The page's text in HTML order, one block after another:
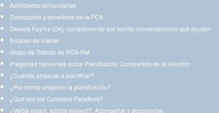
Actividades comunitarias
Descripción y beneficios de la PCA
Deseos Kayrós (DK): complementar por escrito conversaciones que ayudan
Enlaces de interés
Grupo de Trabajo de PCA-RM
Preguntas frecuentes sobre Planificación Compartida de la Atención
¿Cuándo empezar a planificar?
¿Por dónde empezar la planificación?
¿Qué son los Cuidados Paliativos?
¿Verba volant, scripta manent?. Acompañar y documentar.